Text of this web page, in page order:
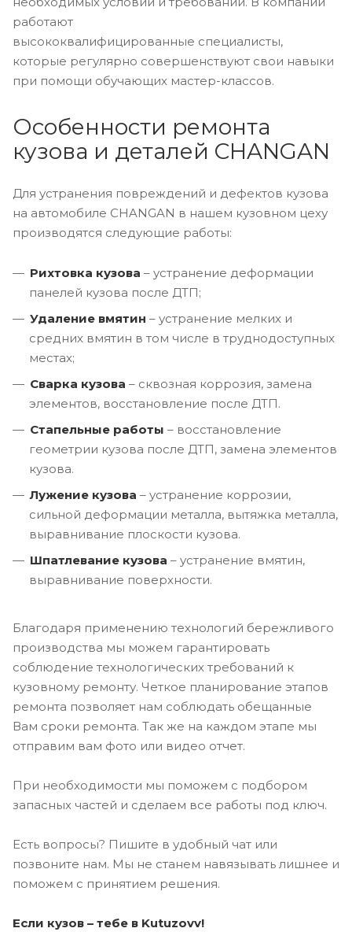
работают
высококвалифицированные специалисты,
которые регулярно совершенствуют свои навыки
при помощи обучающих мастер-классов.
Особенности ремонта
кузова и деталей CHANGAN
Для устранения повреждений и дефектов кузова
на автомобиле CHANGAN в нашем кузовном цеху
производятся следующие работы:
Рихтовка кузова – устранение деформации
панелей кузова после ДТП;
Удаление вмятин – устранение мелких и
средних вмятин в том числе в труднодоступных
местах;
Сварка кузова – сквозная коррозия, замена
элементов, восстановление после ДТП.
Стапельные работы – восстановление
геометрии кузова после ДТП, замена элементов
кузова.
Лужение кузова – устранение коррозии,
сильной деформации металла, вытяжка металла,
выравнивание плоскости кузова.
Шпатлевание кузова – устранение вмятин,
выравнивание поверхности.
Благодаря применению технологий бережливого
производства мы можем гарантировать
соблюдение технологических требований к
кузовному ремонту. Четкое планирование этапов
ремонта позволяет нам соблюдать обещанные
Вам сроки ремонта. Так же на каждом этапе мы
отправим вам фото или видео отчет.
При необходимости мы поможем с подбором
запасных частей и сделаем все работы под ключ.
Есть вопросы? Пишите в удобный чат или
позвоните нам. Мы не станем навязывать лишнее и
поможем с принятием решения.
Если кузов – тебе в Kutuzovv!